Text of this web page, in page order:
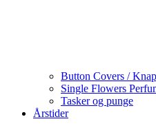
Button Covers /
Single Flowers
Tasker og punge
Årstider